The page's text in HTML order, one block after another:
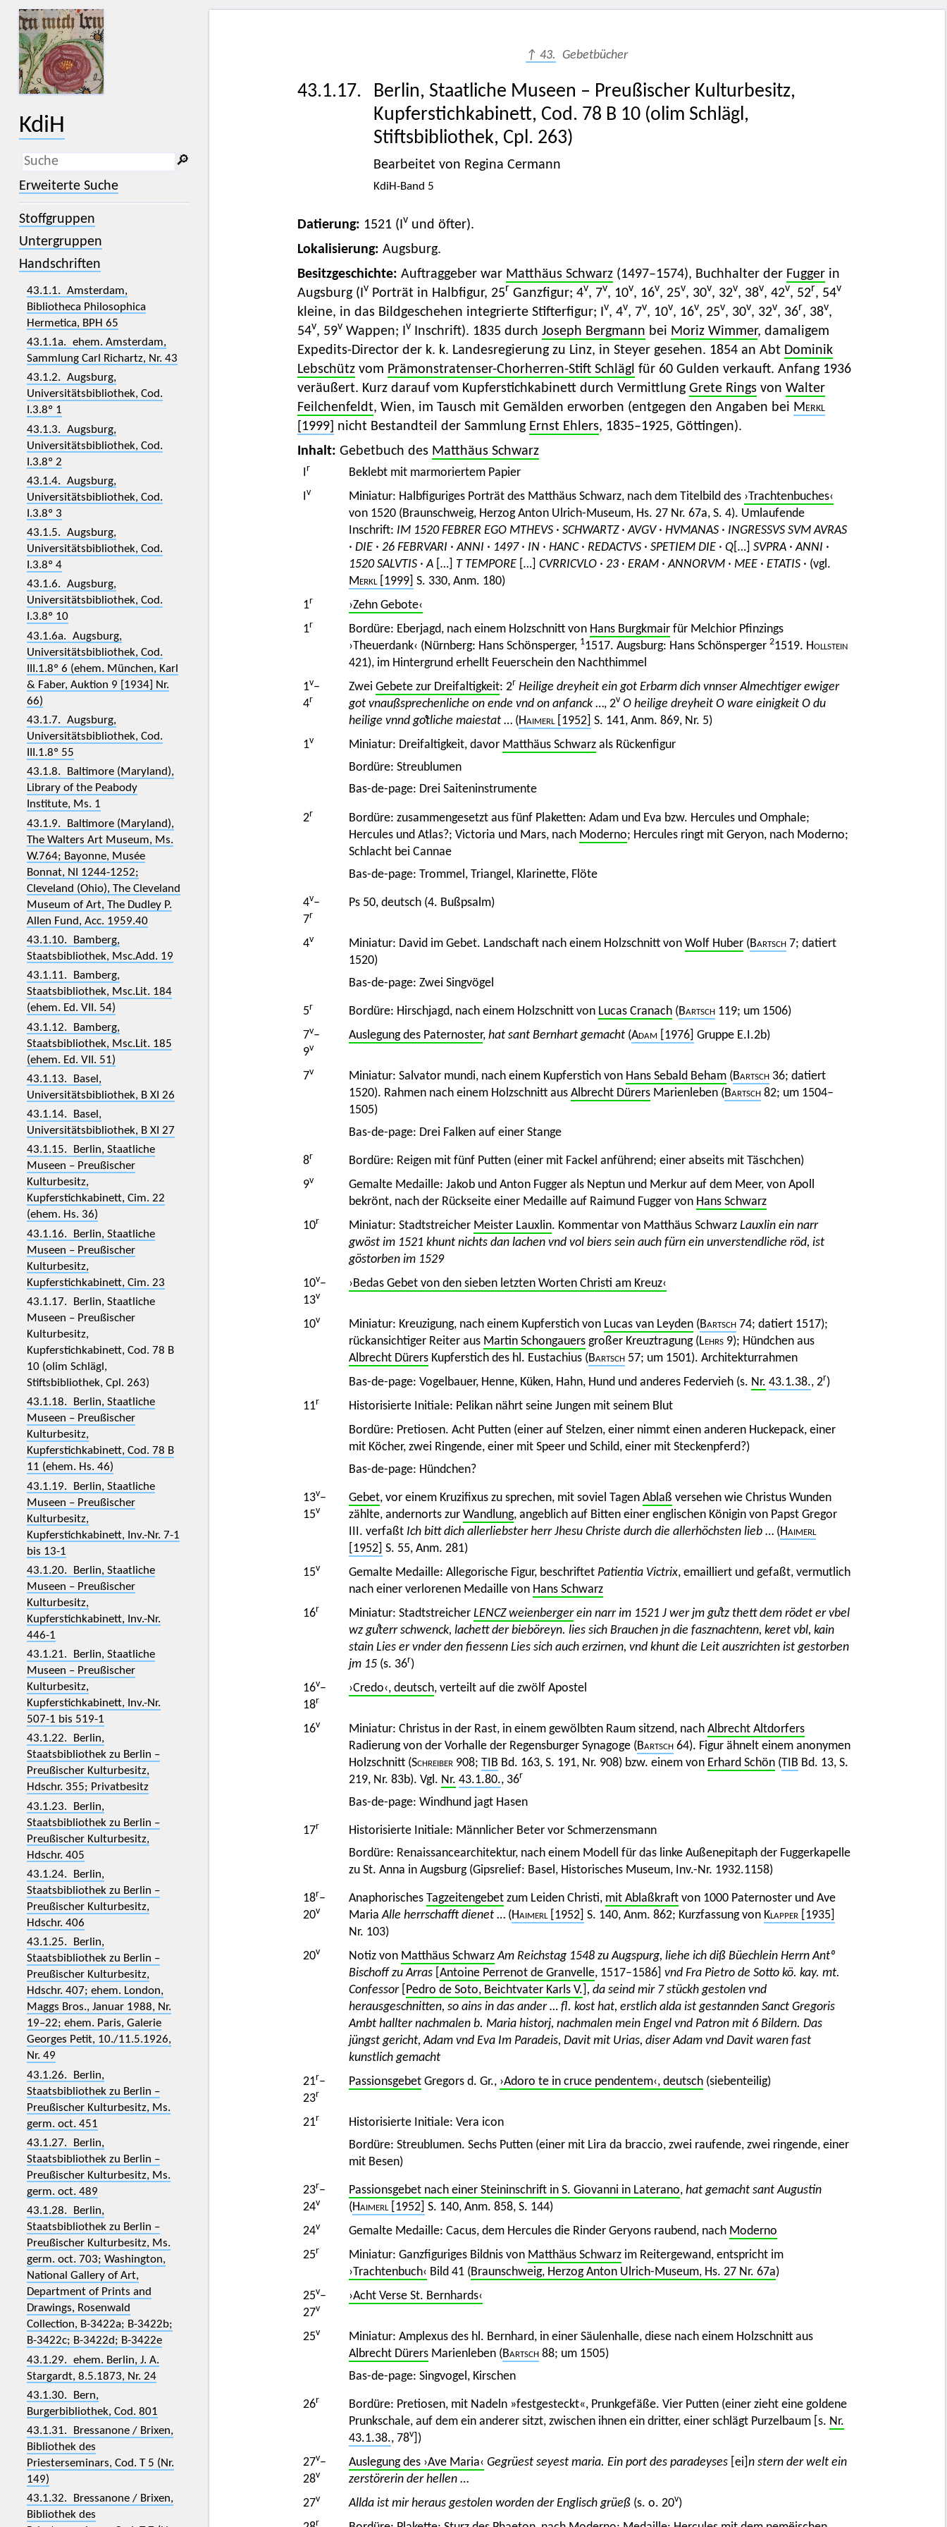
KdiH
_
(der Unterstrich) ist Platzhalter für
genau ein Zeichen.
% (das Prozentzeichen) ist Platzhalter
für kein, ein oder mehr als ein
🔎︎
Erweiterte Suche
Stoffgruppen
Untergruppen
Handschriften
43.1.1. Amsterdam,
Bibliotheca Philosophica
Hermetica, BPH 65
43.1.1a. ehem. Amsterdam,
Sammlung Carl Richartz, Nr. 43
43.1.2. Augsburg,
Universitätsbibliothek, Cod.
I.3.8º 1
43.1.3. Augsburg,
Universitätsbibliothek, Cod.
I.3.8º 2
43.1.4. Augsburg,
Universitätsbibliothek, Cod.
I.3.8º 3
43.1.5. Augsburg,
Universitätsbibliothek, Cod.
I.3.8º 4
43.1.6. Augsburg,
Universitätsbibliothek, Cod.
I.3.8º 10
43.1.6a. Augsburg,
Universitätsbibliothek, Cod.
III.1.8º 6 (ehem. München, Karl
& Faber, Auktion 9 [1934] Nr.
66)
43.1.7. Augsburg,
Universitätsbibliothek, Cod.
III.1.8º 55
43.1.8. Baltimore (Maryland),
Library of the Peabody
Institute, Ms. 1
43.1.9. Baltimore (Maryland),
The Walters Art Museum, Ms.
W.764; Bayonne, Musée
Bonnat, NI 1244-1252;
Cleveland (Ohio), The Cleveland
Museum of Art, The Dudley P.
Allen Fund, Acc. 1959.40
43.1.10. Bamberg,
Staatsbibliothek, Msc.Add. 19
43.1.11. Bamberg,
Staatsbibliothek, Msc.Lit. 184
(ehem. Ed. VII. 54)
43.1.12. Bamberg,
Staatsbibliothek, Msc.Lit. 185
(ehem. Ed. VII. 51)
43.1.13. Basel,
Universitätsbibliothek, B XI 26
43.1.14. Basel,
Universitätsbibliothek, B XI 27
43.1.15. Berlin, Staatliche
Museen – Preußischer
Kulturbesitz,
Kupferstichkabinett, Cim. 22
(ehem. Hs. 36)
43.1.16. Berlin, Staatliche
Museen – Preußischer
Kulturbesitz,
Kupferstichkabinett, Cim. 23
43.1.17. Berlin, Staatliche
Museen – Preußischer
Kulturbesitz,
Kupferstichkabinett, Cod. 78 B
10 (olim Schlägl,
Stiftsbibliothek, Cpl. 263)
43.1.18. Berlin, Staatliche
Museen – Preußischer
Kulturbesitz,
Kupferstichkabinett, Cod. 78 B
11 (ehem. Hs. 46)
43.1.19. Berlin, Staatliche
Museen – Preußischer
Kulturbesitz,
Kupferstichkabinett, Inv.-Nr. 7-1
bis 13-1
43.1.20. Berlin, Staatliche
Museen – Preußischer
Kulturbesitz,
Kupferstichkabinett, Inv.-Nr.
446-1
43.1.21. Berlin, Staatliche
Museen – Preußischer
Kulturbesitz,
Kupferstichkabinett, Inv.-Nr.
507-1 bis 519-1
43.1.22. Berlin,
Staatsbibliothek zu Berlin –
Preußischer Kulturbesitz,
Hdschr. 355; Privatbesitz
43.1.23. Berlin,
Staatsbibliothek zu Berlin –
Preußischer Kulturbesitz,
Hdschr. 405
43.1.24. Berlin,
Staatsbibliothek zu Berlin –
Preußischer Kulturbesitz,
Hdschr. 406
43.1.25. Berlin,
Staatsbibliothek zu Berlin –
Preußischer Kulturbesitz,
Hdschr. 407; ehem. London,
Maggs Bros., Januar 1988, Nr.
19–22; ehem. Paris, Galerie
Georges Petit, 10./11.5.1926,
Nr. 49
43.1.26. Berlin,
Staatsbibliothek zu Berlin –
Preußischer Kulturbesitz, Ms.
germ. oct. 451
43.1.27. Berlin,
Staatsbibliothek zu Berlin –
Preußischer Kulturbesitz, Ms.
germ. oct. 489
43.1.28. Berlin,
Staatsbibliothek zu Berlin –
Preußischer Kulturbesitz, Ms.
germ. oct. 703; Washington,
National Gallery of Art,
Department of Prints and
Drawings, Rosenwald
Collection, B-3422a; B-3422b;
B-3422c; B-3422d; B-3422e
43.1.29. ehem. Berlin, J. A.
Stargardt, 8.5.1873, Nr. 24
43.1.30. Bern,
Burgerbibliothek, Cod. 801
43.1.31. Bressanone / Brixen,
Bibliothek des
Priesterseminars, Cod. T 5 (Nr.
149)
43.1.32. Bressanone / Brixen,
Bibliothek des
↑ 43. Gebetbücher
43.1.17.
Berlin, Staatliche Museen – Preußischer Kulturbesitz,
Kupferstichkabinett, Cod. 78 B 10 (olim Schlägl,
Stiftsbibliothek, Cpl. 263)
Bearbeitet von Regina Cermann
KdiH-Band 5
Datierung: 1521 (Iv und öfter).
Lokalisierung: Augsburg.
Besitzgeschichte: Auftraggeber war Matthäus Schwarz(1497–1574), Buchhalter der Fuggerin
Augsburg (Iv Porträt in Halbfigur, 25r Ganzfigur; 4v, 7v, 10v, 16v, 25v, 30v, 32v, 38v, 42v, 52r, 54v
kleine, in das Bildgeschehen integrierte Stifterfigur; Iv, 4v, 7v, 10v, 16v, 25v, 30v, 32v, 36r, 38v,
54v, 59v Wappen; Iv Inschrift). 1835 durch Joseph Bergmann bei Moriz Wimmer, damaligem
Expedits-Director der k. k. Landesregierung zu Linz, in Steyer gesehen. 1854 an Abt Dominik
Lebschützvom Prämonstratenser-Chorherren-Stift Schlägl für 60 Gulden verkauft. Anfang 1936
veräußert. Kurz darauf vom Kupferstichkabinett durch Vermittlung Grete Rings von Walter
Feilchenfeldt, Wien, im Tausch mit Gemälden erworben (entgegen den Angaben bei Merkl
[1999] nicht Bestandteil der Sammlung Ernst Ehlers, 1835–1925, Göttingen).
Inhalt: Gebetbuch des Matthäus Schwarz
Ir
Beklebt mit marmoriertem Papier
Iv Miniatur: Halbfiguriges Porträt des Matthäus Schwarz, nach dem Titelbild des ›Trachtenbuches‹
von 1520 (Braunschweig, Herzog Anton Ulrich-Museum, Hs. 27 Nr. 67a, S. 4). Umlaufende
Inschrift: IM 1520 FEBRER EGO MTHEVS · SCHWARTZ · AVGV · HVMANAS · INGRESSVS SVM AVRAS
· DIE · 26 FEBRVARI · ANNI · 1497 · IN · HANC · REDACTVS · SPETIEM DIE · Q[ …] SVPRA · ANNI ·
1520 SALVTIS · A[ …] T TEMPORE[ …] CVRRICVLO · 23 · ERAM · ANNORVM · MEE · ETATIS · (vgl.
Merkl[1999] S. 330, Anm. 180)
1r
›Zehn Gebote‹
1r Bordüre: Eberjagd, nach einem Holzschnitt von Hans Burgkmairfür Melchior Pfinzings
›Theuerdank‹ (Nürnberg: Hans Schönsperger, 11517. Augsburg: Hans Schönsperger 21519. Hollstein
421), im Hintergrund erhellt Feuerschein den Nachthimmel
1v–
4r
Zwei Gebete zur Dreifaltigkeit: 2r Heilige dreyheit ein got Erbarm dich vnnser Almechtiger ewiger
got vnaußsprechenliche on ende vnd on anfanck…, 2v O heilige dreyheit O ware einigkeit O du
heilige vnnd goͤtliche maiestat… (Haimerl[1952] S. 141, Anm. 869, Nr. 5)
1v Miniatur: Dreifaltigkeit, davor Matthäus Schwarzals Rückenfigur
Bordüre: Streublumen
Bas-de-page: Drei Saiteninstrumente
2r
Bordüre: zusammengesetzt aus fünf Plaketten: Adam und Eva bzw. Hercules und Omphale;
Hercules und Atlas?; Victoria und Mars, nach Moderno; Hercules ringt mit Geryon, nach Moderno;
Schlacht bei Cannae
Bas-de-page: Trommel, Triangel, Klarinette, Flöte
4v–
7r
Ps 50, deutsch (4. Bußpsalm)
4v Miniatur: David im Gebet. Landschaft nach einem Holzschnitt von Wolf Huber(Bartsch7; datiert
1520)
Bas-de-page: Zwei Singvögel
5r Bordüre: Hirschjagd, nach einem Holzschnitt von Lucas Cranach(Bartsch119; um 1506)
7v–
9v
Auslegung des Paternoster, hat sant Bernhart gemacht(Adam [1976] Gruppe E.I.2b)
7v Miniatur: Salvator mundi, nach einem Kupferstich von Hans Sebald Beham(Bartsch36; datiert
1520). Rahmen nach einem Holzschnitt aus Albrecht DürersMarienleben (Bartsch82; um 1504–
1505)
Bas-de-page: Drei Falken auf einer Stange
8r
Bordüre: Reigen mit fünf Putten (einer mit Fackel anführend; einer abseits mit Täschchen)
9v
Gemalte Medaille: Jakob und Anton Fugger als Neptun und Merkur auf dem Meer, von Apoll
bekrönt, nach der Rückseite einer Medaille auf Raimund Fugger von Hans Schwarz
10r Miniatur: Stadtstreicher Meister Lauxlin. Kommentar von Matthäus Schwarz Lauxlin ein narr
gwöst im 1521 khunt nichts dan lachen vnd vol biers sein auch fürn ein unverstendliche röd, ist
göstorben im 1529
10v–
13v
›Bedas Gebet von den sieben letzten Worten Christi am Kreuz‹
10v Miniatur: Kreuzigung, nach einem Kupferstich von Lucas van Leyden(Bartsch74; datiert 1517);
rückansichtiger Reiter aus Martin Schongauersgroßer Kreuztragung (Lehrs9); Hündchen aus
Albrecht DürersKupferstich des hl. Eustachius (Bartsch57; um 1501). Architekturrahmen
Bas-de-page: Vogelbauer, Henne, Küken, Hahn, Hund und anderes Federvieh (s. Nr. 43.1.38., 2r)
11r
Historisierte Initiale: Pelikan nährt seine Jungen mit seinem Blut
Bordüre: Pretiosen. Acht Putten (einer auf Stelzen, einer nimmt einen anderen Huckepack, einer
mit Köcher, zwei Ringende, einer mit Speer und Schild, einer mit Steckenpferd?)
Bas-de-page: Hündchen?
13v–
15v
Gebet, vor einem Kruzifixus zu sprechen, mit soviel Tagen Ablaß versehen wie Christus Wunden
zählte, andernorts zur Wandlung, angeblich auf Bitten einer englischen Königin von Papst Gregor
III. verfaßt Ich bitt dich allerliebster herr Jhesu Christe durch die allerhöchsten lieb… (Haimerl
[1952] S. 55, Anm. 281)
15v Gemalte Medaille: Allegorische Figur, beschriftet Patientia Victrix, emailliert und gefaßt, vermutlich
nach einer verlorenen Medaille von Hans Schwarz
16r Miniatur: Stadtstreicher LENCZ weienbergerein narr im 1521 J wer jm guͦtz thett dem rödet er vbel
wz guͦterr schwenck, lachett der bieböreyn. lies sich Brauchen jn die fasznachtenn, keret vbl, kain
stain Lies er vnder den fiessenn Lies sich auch erzirnen, vnd khunt die Leit auszrichten ist gestorben
jm 15(s. 36r)
16v–
18r
›Credo‹, deutsch, verteilt auf die zwölf Apostel
16v Miniatur: Christus in der Rast, in einem gewölbten Raum sitzend, nach Albrecht Altdorfers
Radierung von der Vorhalle der Regensburger Synagoge (Bartsch64). Figur ähnelt einem anonymen
Holzschnitt (Schreiber908; TIB Bd. 163, S. 191, Nr. 908) bzw. einem von Erhard Schön(TIB Bd. 13, S.
219, Nr. 83b). Vgl. Nr. 43.1.80., 36r
Bas-de-page: Windhund jagt Hasen
17r
Historisierte Initiale: Männlicher Beter vor Schmerzensmann
Bordüre: Renaissancearchitektur, nach einem Modell für das linke Außenepitaph der Fuggerkapelle
zu St. Anna in Augsburg (Gipsrelief: Basel, Historisches Museum, Inv.-Nr. 1932.1158)
18r–
20v
Anaphorisches Tagzeitengebetzum Leiden Christi, mit Ablaßkraftvon 1000 Paternoster und Ave
MariaAlle herrschafft dienet… (Haimerl[1952] S. 140, Anm. 862; Kurzfassung von Klapper[1935]
Nr. 103)
20v Notiz von Matthäus Schwarz Am Reichstag 1548 zu Augspurg, liehe ich diß Büechlein Herrn Antº
Bischoff zu Arras[ Antoine Perrenot de Granvelle, 1517–1586] vnd Fra Pietro de Sotto kö. kay. mt.
Confessor[ Pedro de Soto, Beichtvater Karls V. , da seind mir 7 stückh gestolen vnd
herausgeschnitten, so ains in das ander … fl. kost hat, erstlich alda ist gestannden Sanct Gregoris
Ambt hallter nachmalen b. Maria historj, nachmalen mein Engel vnd Patron mit 6 Bildern. Das
jüngst gericht, Adam vnd Eva Im Paradeis, Davit mit Urias, diser Adam vnd Davit waren fast
kunstlich gemacht
21r–
23r
PassionsgebetGregors d. Gr., ›Adoro te in cruce pendentem‹, deutsch(siebenteilig)
21r
Historisierte Initiale: Vera icon
Bordüre: Streublumen. Sechs Putten (einer mit Lira da braccio, zwei raufende, zwei ringende, einer
mit Besen)
23r–
24v
Passionsgebet nach einer Steininschrift in S. Giovanni in Laterano, hat gemacht sant Augustin
(Haimerl[1952] S. 140, Anm. 858, S. 144)
24v Gemalte Medaille: Cacus, dem Hercules die Rinder Geryons raubend, nach Moderno
25r Miniatur: Ganzfiguriges Bildnis von Matthäus Schwarzim Reitergewand, entspricht im
›Trachtenbuch‹ Bild 41 (Braunschweig, Herzog Anton Ulrich-Museum, Hs. 27 Nr. 67a)
25v–
27v
›Acht Verse St. Bernhards‹
25v
Miniatur: Amplexus des hl. Bernhard, in einer Säulenhalle, diese nach einem Holzschnitt aus
Albrecht DürersMarienleben (Bartsch88; um 1505)
Bas-de-page: Singvogel, Kirschen
26r
Bordüre: Pretiosen, mit Nadeln »festgesteckt«, Prunkgefäße. Vier Putten (einer zieht eine goldene
Prunkschale, auf dem ein anderer sitzt, zwischen ihnen ein dritter, einer schlägt Purzelbaum [s. Nr.
43.1.38., 78v ])
27v–
28v
Auslegung des ›Ave Maria‹ Gegrüest seyest maria. Ein port des paradeyses[ei] n stern der welt ein
zerstörerin der hellen…
27v Allda ist mir heraus gestolen worden der Englisch grüeß(s. o. 20v)
r